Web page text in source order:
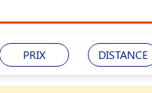
PRIX DISTANCE